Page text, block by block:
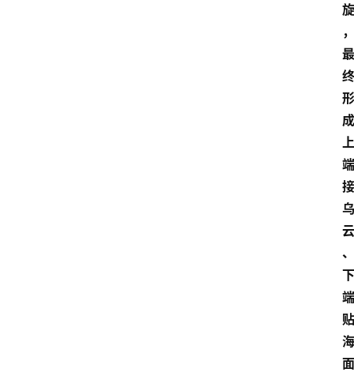
旋
，
最
终
形
成
上
端
接
乌
云
、
下
端
贴
海
面